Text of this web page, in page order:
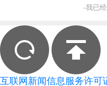
-我已
互联网新闻信息服务许